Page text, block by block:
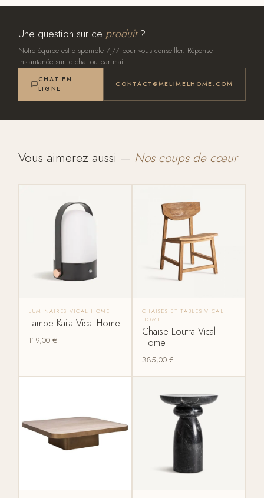
Une question sur ce produit?
Notre équipe est disponible 7j/7 pour vous conseiller. Réponse
instantanée sur le chat ou par mail.
CHAT EN
LIGNE
CONTACT@MELIMELHOME.COM
Vous aimerez aussi — Nos coups de cœur
LUMINAIRES VICAL HOME
Lampe Kaila Vical Home
119,00€
CHAISES ET TABLES VICAL
HOME
Chaise Loutra Vical
Home
385,00 €